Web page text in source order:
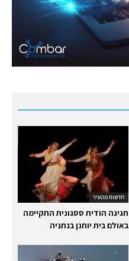
חדשות מהעיר
חגיגה הודית ססגונית התקיימה
באולם בית יוחנן בנתניה